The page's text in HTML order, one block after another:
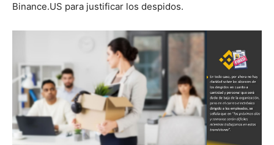
Binance.US para justificar los despidos.